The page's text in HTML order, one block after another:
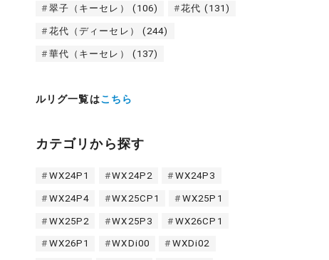
翠子（キーセレ） (106) 花代 (131)
花代（ディーセレ） (244)
華代（キーセレ） (137)
ルリグ一覧はこちら
カテゴリから探す
WX24P1 WX24P2 WX24P3
WX24P4 WX25CP1 WX25P1
WX25P2 WX25P3 WX26CP1
WX26P1 WXDi00 WXDi02